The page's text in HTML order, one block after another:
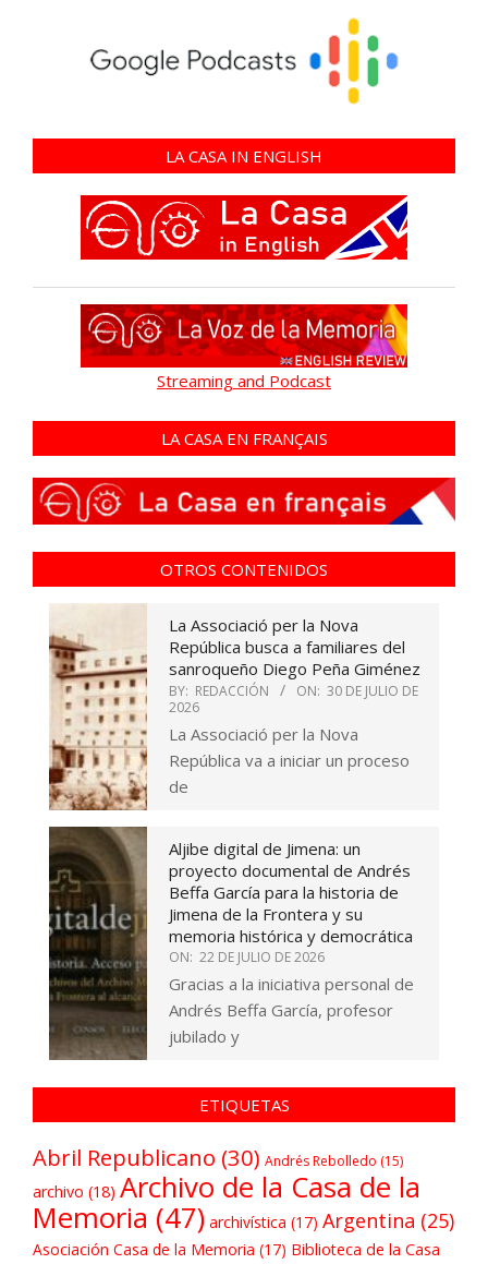
LA CASA IN ENGLISH
Streaming and Podcast
LA CASA EN FRANÇAIS
OTROS CONTENIDOS
La Associació per la Nova
República busca a familiares del
sanroqueño Diego Peña Giménez
BY: REDACCIÓN ON: 30 DE JULIO DE
2026
La Associació per la Nova
República va a iniciar un proceso
de
Aljibe digital de Jimena: un
proyecto documental de Andrés
Beffa García para la historia de
Jimena de la Frontera y su
memoria histórica y democrática
ON: 22 DE JULIO DE 2026
Gracias a la iniciativa personal de
Andrés Beffa García, profesor
jubilado y
ETIQUETAS
Abril Republicano (30) Andrés Rebolledo (15)
archivo (18) Archivo de la Casa de la
Memoria (47) archivística (17) Argentina (25)
Asociación Casa de la Memoria (17) Biblioteca de la Casa